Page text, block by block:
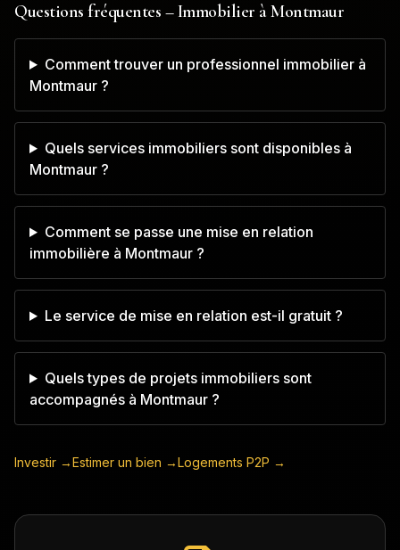
Questions fréquentes – Immobilier àMontmaur
Comment trouver un professionnel immobilier à
Montmaur ?
Quels services immobiliers sont disponibles à
Montmaur ?
Comment se passe une mise en relation
immobilière à Montmaur ?
Le service de mise en relation est-il gratuit ?
Quels types de projets immobiliers sont
accompagnés à Montmaur ?
Investir →Estimer un bien →Logements P2P →